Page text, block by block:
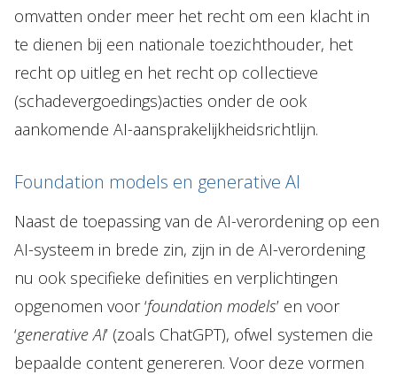
omvatten onder meer het recht om een klacht in
te dienen bij een nationale toezichthouder, het
recht op uitleg en het recht op collectieve
(schadevergoedings)acties onder de ook
aankomende AI-aansprakelijkheidsrichtlijn.
Foundation models en generative AI
Naast de toepassing van de AI-verordening op een
AI-systeem in brede zin, zijn in de AI-verordening
nu ook specifieke definities en verplichtingen
opgenomen voor ‘foundation models’ en voor
‘generative AI’ (zoals ChatGPT), ofwel systemen die
bepaalde content genereren. Voor deze vormen